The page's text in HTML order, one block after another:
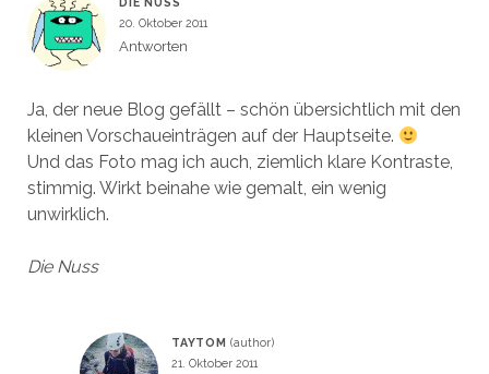
20. Oktober 2011
Antworten
Ja, der neue Blog gefällt – schön übersichtlich mit den
kleinen Vorschaueinträgen auf der Hauptseite.
Und das Foto mag ich auch, ziemlich klare Kontraste,
stimmig. Wirkt beinahe wie gemalt, ein wenig
unwirklich.
Die Nuss
TAYTOM
21. Oktober 2011